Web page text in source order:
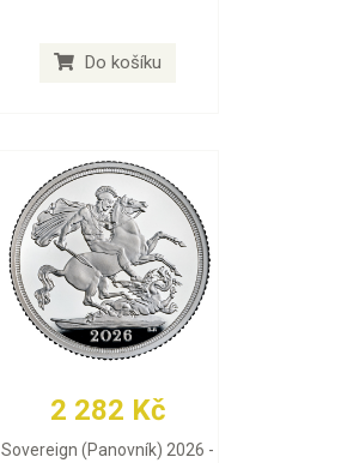
Do košíku
2 282 Kč
Sovereign (Panovník) 2026 -